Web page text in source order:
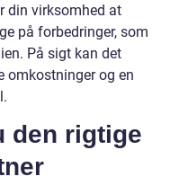
din virksomhed at
på forbedringer, som
På sigt kan det
omkostninger og en
den rigtige